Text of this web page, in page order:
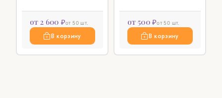
от 2 600 ₽от 50 шт.
В корзину
от 500 ₽от 50 шт.
В корзину